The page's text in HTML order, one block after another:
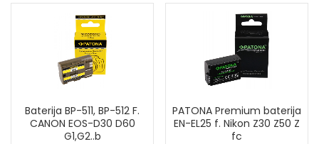
Baterija BP-511, BP-512 F.
CANON EOS-D30 D60
G1,G2..b
PATONA Premium baterija
EN-EL25 f. Nikon Z30 Z50 Z
fc